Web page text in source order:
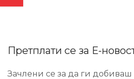
Претплати се за Е-
Зачлени се за да ги добиваш